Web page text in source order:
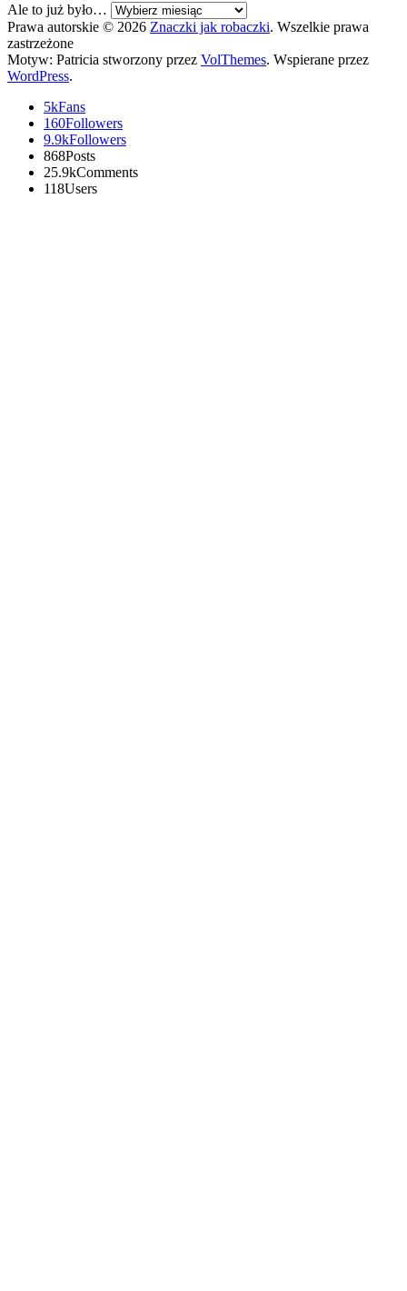
Ale to już było…
Prawa autorskie © 2026 Znaczki jak robaczki. Wszelkie prawa
zastrzeżone
Motyw: Patricia stworzony przez VolThemes. Wspierane przez
WordPress.
5kFans
160Followers
9.9kFollowers
868Posts
25.9kComments
118Users